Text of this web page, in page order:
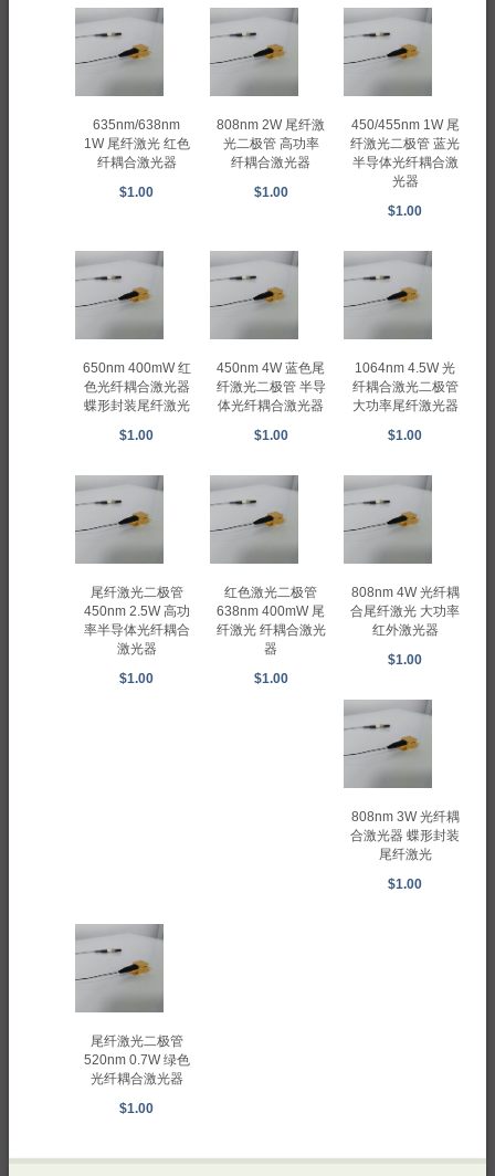
635nm/638nm
1W 尾纤激光 红色
纤耦合激光器
$1.00
808nm 2W 尾纤激
光二极管 高功率
纤耦合激光器
$1.00
450/455nm 1W 尾
纤激光二极管 蓝光
半导体光纤耦合激
光器
$1.00
650nm 400mW 红
色光纤耦合激光器
蝶形封装尾纤激光
$1.00
450nm 4W 蓝色尾
纤激光二极管 半导
体光纤耦合激光器
$1.00
1064nm 4.5W 光
纤耦合激光二极管
大功率尾纤激光器
$1.00
尾纤激光二极管
450nm 2.5W 高功
率半导体光纤耦合
激光器
$1.00
红色激光二极管
638nm 400mW 尾
纤激光 纤耦合激光
器
$1.00
808nm 4W 光纤耦
合尾纤激光 大功率
红外激光器
$1.00
808nm 3W 光纤耦
合激光器 蝶形封装
尾纤激光
$1.00
尾纤激光二极管
520nm 0.7W 绿色
光纤耦合激光器
$1.00